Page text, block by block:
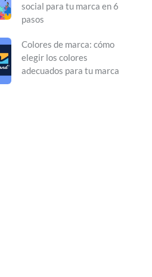
social para tu marca en 6
pasos
Colores de marca: cómo
elegir los colores
adecuados para tu marca